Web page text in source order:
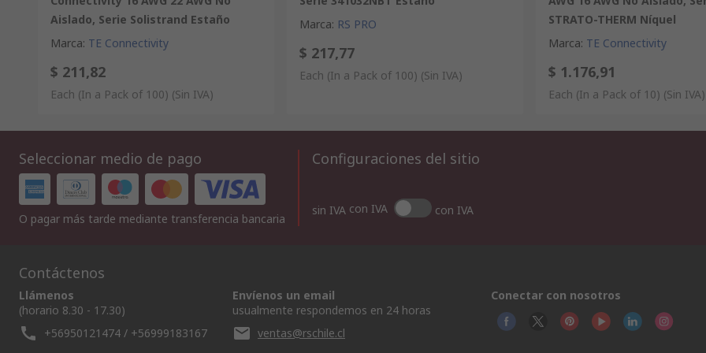
Aislado, Serie Solistrand Estaño
Marca: TE Connectivity
$ 211,82
Each (In a Pack of 100) (Sin IVA)
Marca: RS PRO
$ 217,77
Each (In a Pack of 100) (Sin IVA)
STRATO-THERM Níquel
Marca: TE Connectivity
$ 1.176,91
Each (In a Pack of 10) (Sin IVA)
Seleccionar medio de pago
O pagar más tarde mediante transferencia bancaria
Configuraciones del sitio
sin IVA con IVA con IVA
Contáctenos
Llámenos
(horario 8.30 - 17.30)
+56950121474 / +56999183167
Envíenos un email
usualmente respondemos en 24 horas
ventas@rschile.cl
Conectar con nosotros